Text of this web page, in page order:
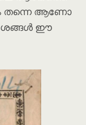
തന്നെ ആണോ
ഈ